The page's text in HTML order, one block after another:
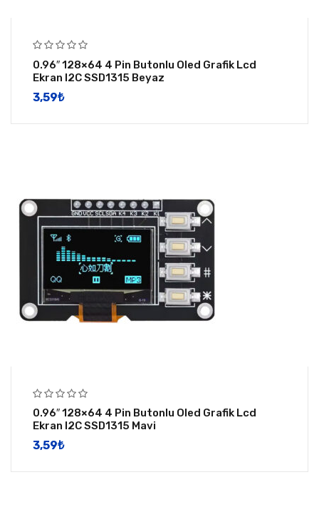
0.96″ 128×64 4 Pin Butonlu Oled Grafik Lcd
Ekran I2C SSD1315 Beyaz
3,59​₺
0.96″ 128×64 4 Pin Butonlu Oled Grafik Lcd
Ekran I2C SSD1315 Mavi
3,59​₺